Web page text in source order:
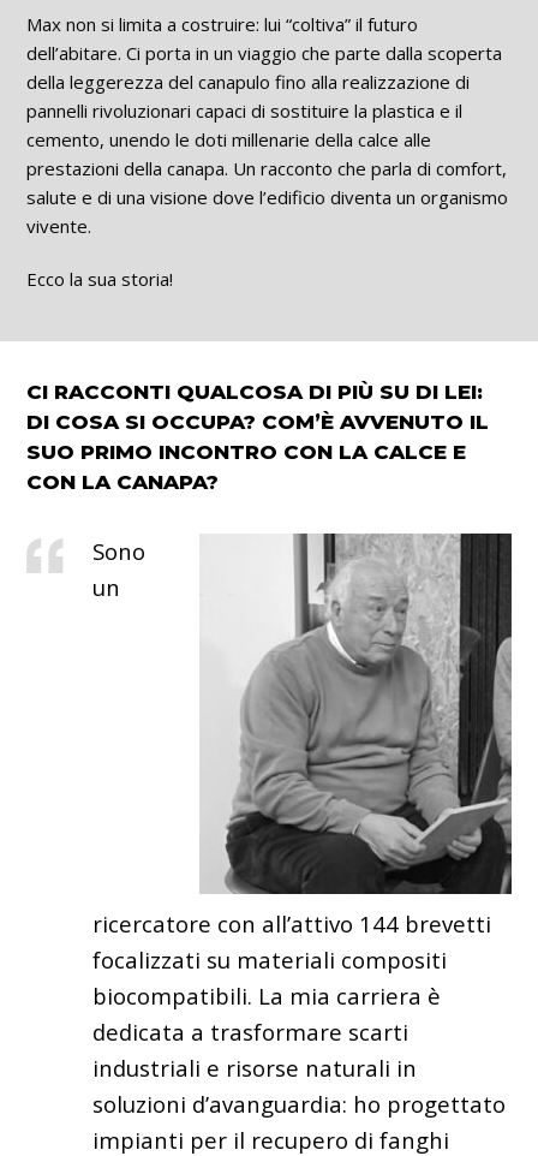
Max non si limita a costruire: lui “coltiva” il futuro
dell’abitare. Ci porta in un viaggio che parte dalla scoperta
della leggerezza del canapulo fino alla realizzazione di
pannelli rivoluzionari capaci di sostituire la plastica e il
cemento, unendo le doti millenarie della calce alle
prestazioni della canapa. Un racconto che parla di comfort,
salute e di una visione dove l’edificio diventa un organismo
vivente.
Ecco la sua storia!
CI RACCONTI QUALCOSA DI PIÙ SU DI LEI:
DI COSA SI OCCUPA? COM’È AVVENUTO IL
SUO PRIMO INCONTRO CON LA CALCE E
CON LA CANAPA?
Sono
un
ricercatore con all’attivo 144 brevetti
focalizzati su materiali compositi
biocompatibili. La mia carriera è
dedicata a trasformare scarti
industriali e risorse naturali in
soluzioni d’avanguardia: ho progettato
impianti per il recupero di fanghi